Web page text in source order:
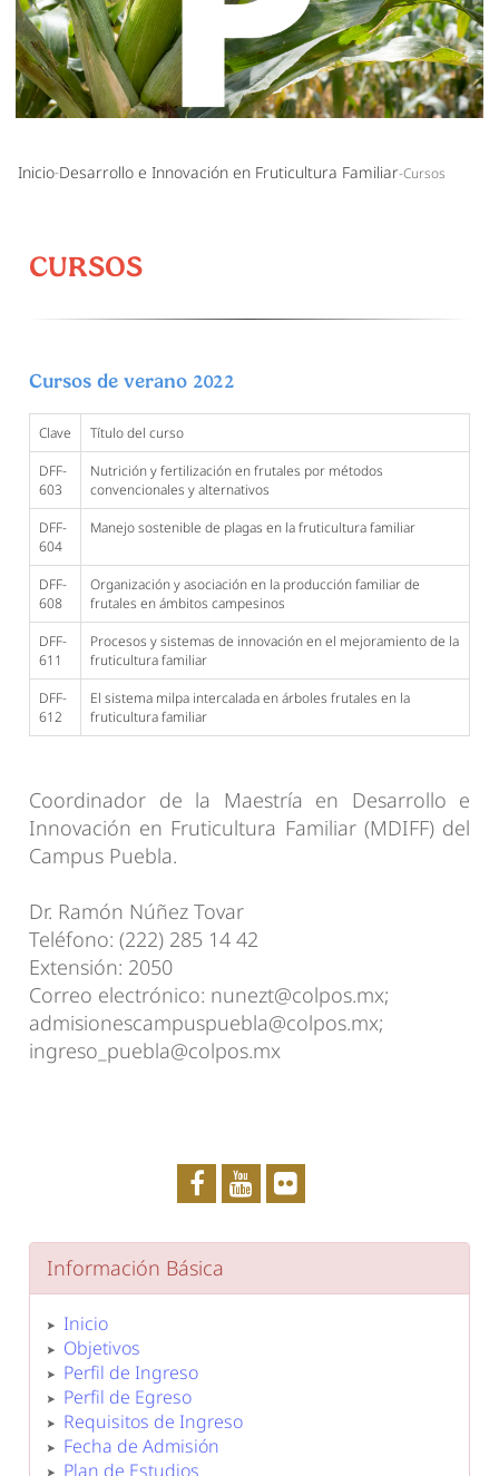
Inicio Desarrollo e Innovación en Fruticultura Familiar Cursos
CURSOS
Cursos de verano 2022
Clave
Título del curso
DFF-
603
Nutrición y fertilización en frutales por métodos
convencionales y alternativos
DFF-
604
Manejo sostenible de plagas en la fruticultura familiar
DFF-
608
Organización y asociación en la producción familiar de
frutales en ámbitos campesinos
DFF-
611
Procesos y sistemas de innovación en el mejoramiento de la
fruticultura familiar
DFF-
612
El sistema milpa intercalada en árboles frutales en la
fruticultura familiar
Coordinador de la Maestría en Desarrollo e
Innovación en Fruticultura Familiar (MDIFF) del
Campus Puebla.
Dr. Ramón Núñez Tovar
Teléfono: (222) 285 14 42
Extensión: 2050
Correo electrónico: nunezt@colpos.mx;
admisionescampuspuebla@colpos.mx;
ingreso_puebla@colpos.mx
Información Básica
Inicio
Objetivos
Perfil de Ingreso
Perfil de Egreso
Requisitos de Ingreso
Fecha de Admisión
Plan de Estudios